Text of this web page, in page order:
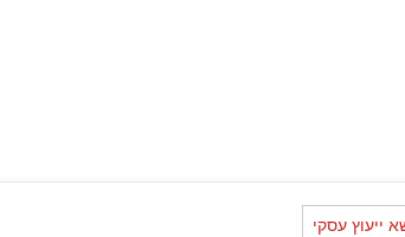
ייעוץ עסקי